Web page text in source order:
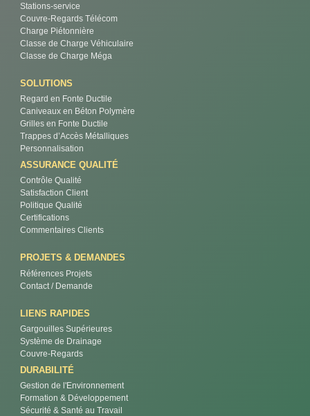
Stations-service
Couvre-Regards Télécom
Charge Piétonnière
Classe de Charge Véhiculaire
Classe de Charge Méga
SOLUTIONS
Regard en Fonte Ductile
Caniveaux en Béton Polymère
Grilles en Fonte Ductile
Trappes d’Accès Métalliques
Personnalisation
ASSURANCE QUALITÉ
Contrôle Qualité
Satisfaction Client
Politique Qualité
Certifications
Commentaires Clients
PROJETS & DEMANDES
Références Projets
Contact / Demande
LIENS RAPIDES
Gargouilles Supérieures
Système de Drainage
Couvre-Regards
DURABILITÉ
Gestion de l'Environnement
Formation & Développement
Sécurité & Santé au Travail